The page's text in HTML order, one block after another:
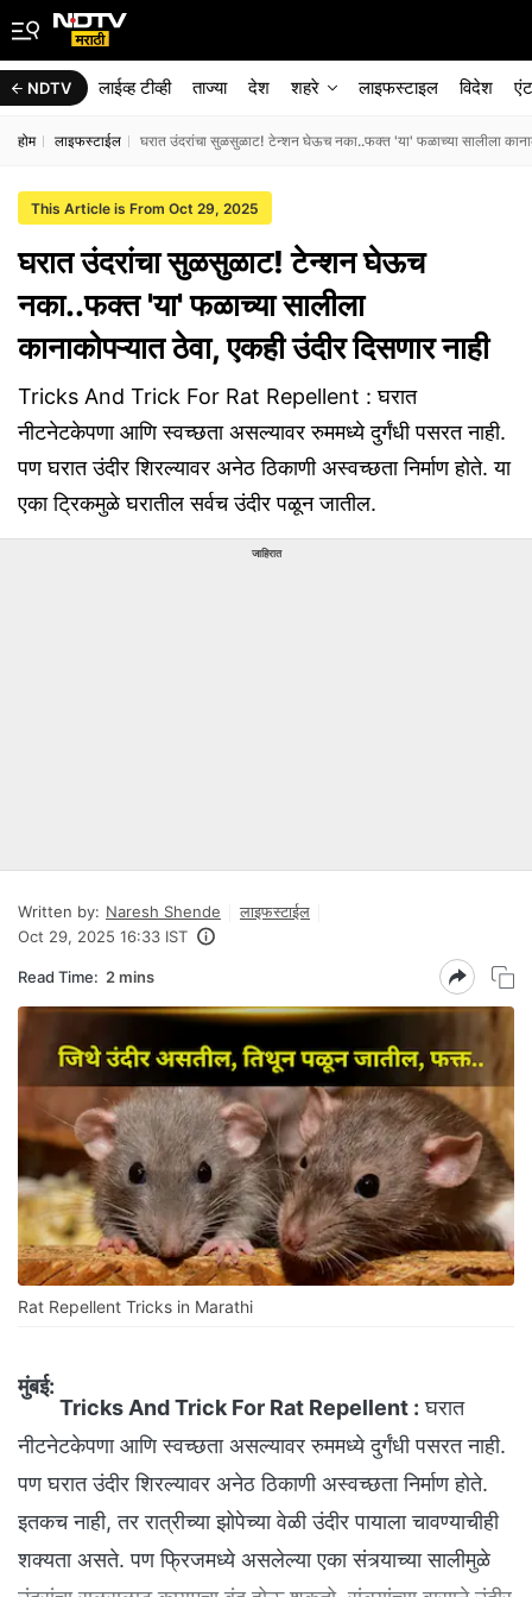
NDTV लाईव्ह टीव्ही ताज्या देश शहरे लाइफस्टाइल विदेश
होम लाइफस्टाईल घरात उंदरांचा सुळसुळाट! टेन्शन घेऊच नका..फक्त 'या' फळाच्या सालीला
This Article is From Oct 29, 2025
घरात उंदरांचा सुळसुळाट! टेन्शन घेऊच
नका..फक्त 'या' फळाच्या सालीला
कानाकोपऱ्यात ठेवा, एकही उंदीर दिसणार नाही
Tricks And Trick For Rat Repellent : घरात
नीटनेटकेपणा आणि स्वच्छता असल्यावर रुममध्ये दुर्गंधी पसरत नाही.
पण घरात उंदीर शिरल्यावर अनेठ ठिकाणी अस्वच्छता निर्माण होते. या
एका ट्रिकमुळे घरातील सर्वच उंदीर पळून जातील.
जाहिरात
Written by: Naresh Shende
लाइफस्टाईल
Oct 29, 2025 16:33 IST
Read Time: 2 mins
Rat Repellent Tricks in Marathi
मुंबई:
Tricks And Trick For Rat Repellent : घरात
नीटनेटकेपणा आणि स्वच्छता असल्यावर रुममध्ये दुर्गंधी पसरत नाही.
पण घरात उंदीर शिरल्यावर अनेठ ठिकाणी अस्वच्छता निर्माण होते.
इतकच नाही, तर रात्रीच्या झोपेच्या वेळी उंदीर पायाला चावण्याचीही
शक्यता असते. पण फ्रिजमध्ये असलेल्या एका संत्र्याच्या सालीमुळे